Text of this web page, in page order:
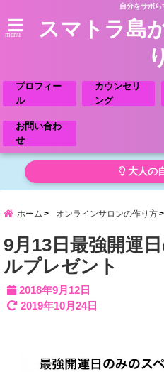
自分をサボら
menu
スマトラ島
り
プロフィー
ル
カウンセリ
ング
お問い合わ
せ
大人の
ホーム オンラインサロンの作り方
9月13日最強開運
ルプレゼント
2018年9月12日
2019年10月24日